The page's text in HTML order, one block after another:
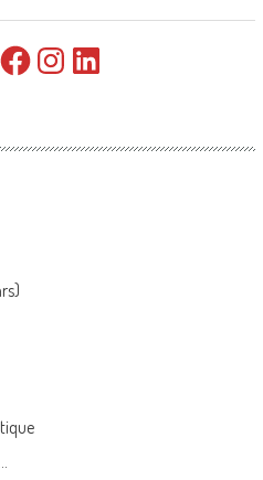
FacebookInstagramLinkedIn